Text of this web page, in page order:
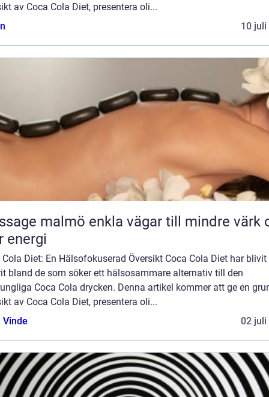
av Coca Cola Diet, presentera oli...
10 juli
enkla vägar till mindre värk och
energi
Cola Diet: En Hälsofokuserad Översikt Coca Cola Diet har blivit
bland de som söker ett hälsosammare alternativ till den
Coca Cola drycken. Denna artikel kommer att ge en
av Coca Cola Diet, presentera oli...
Vinde
02 juli